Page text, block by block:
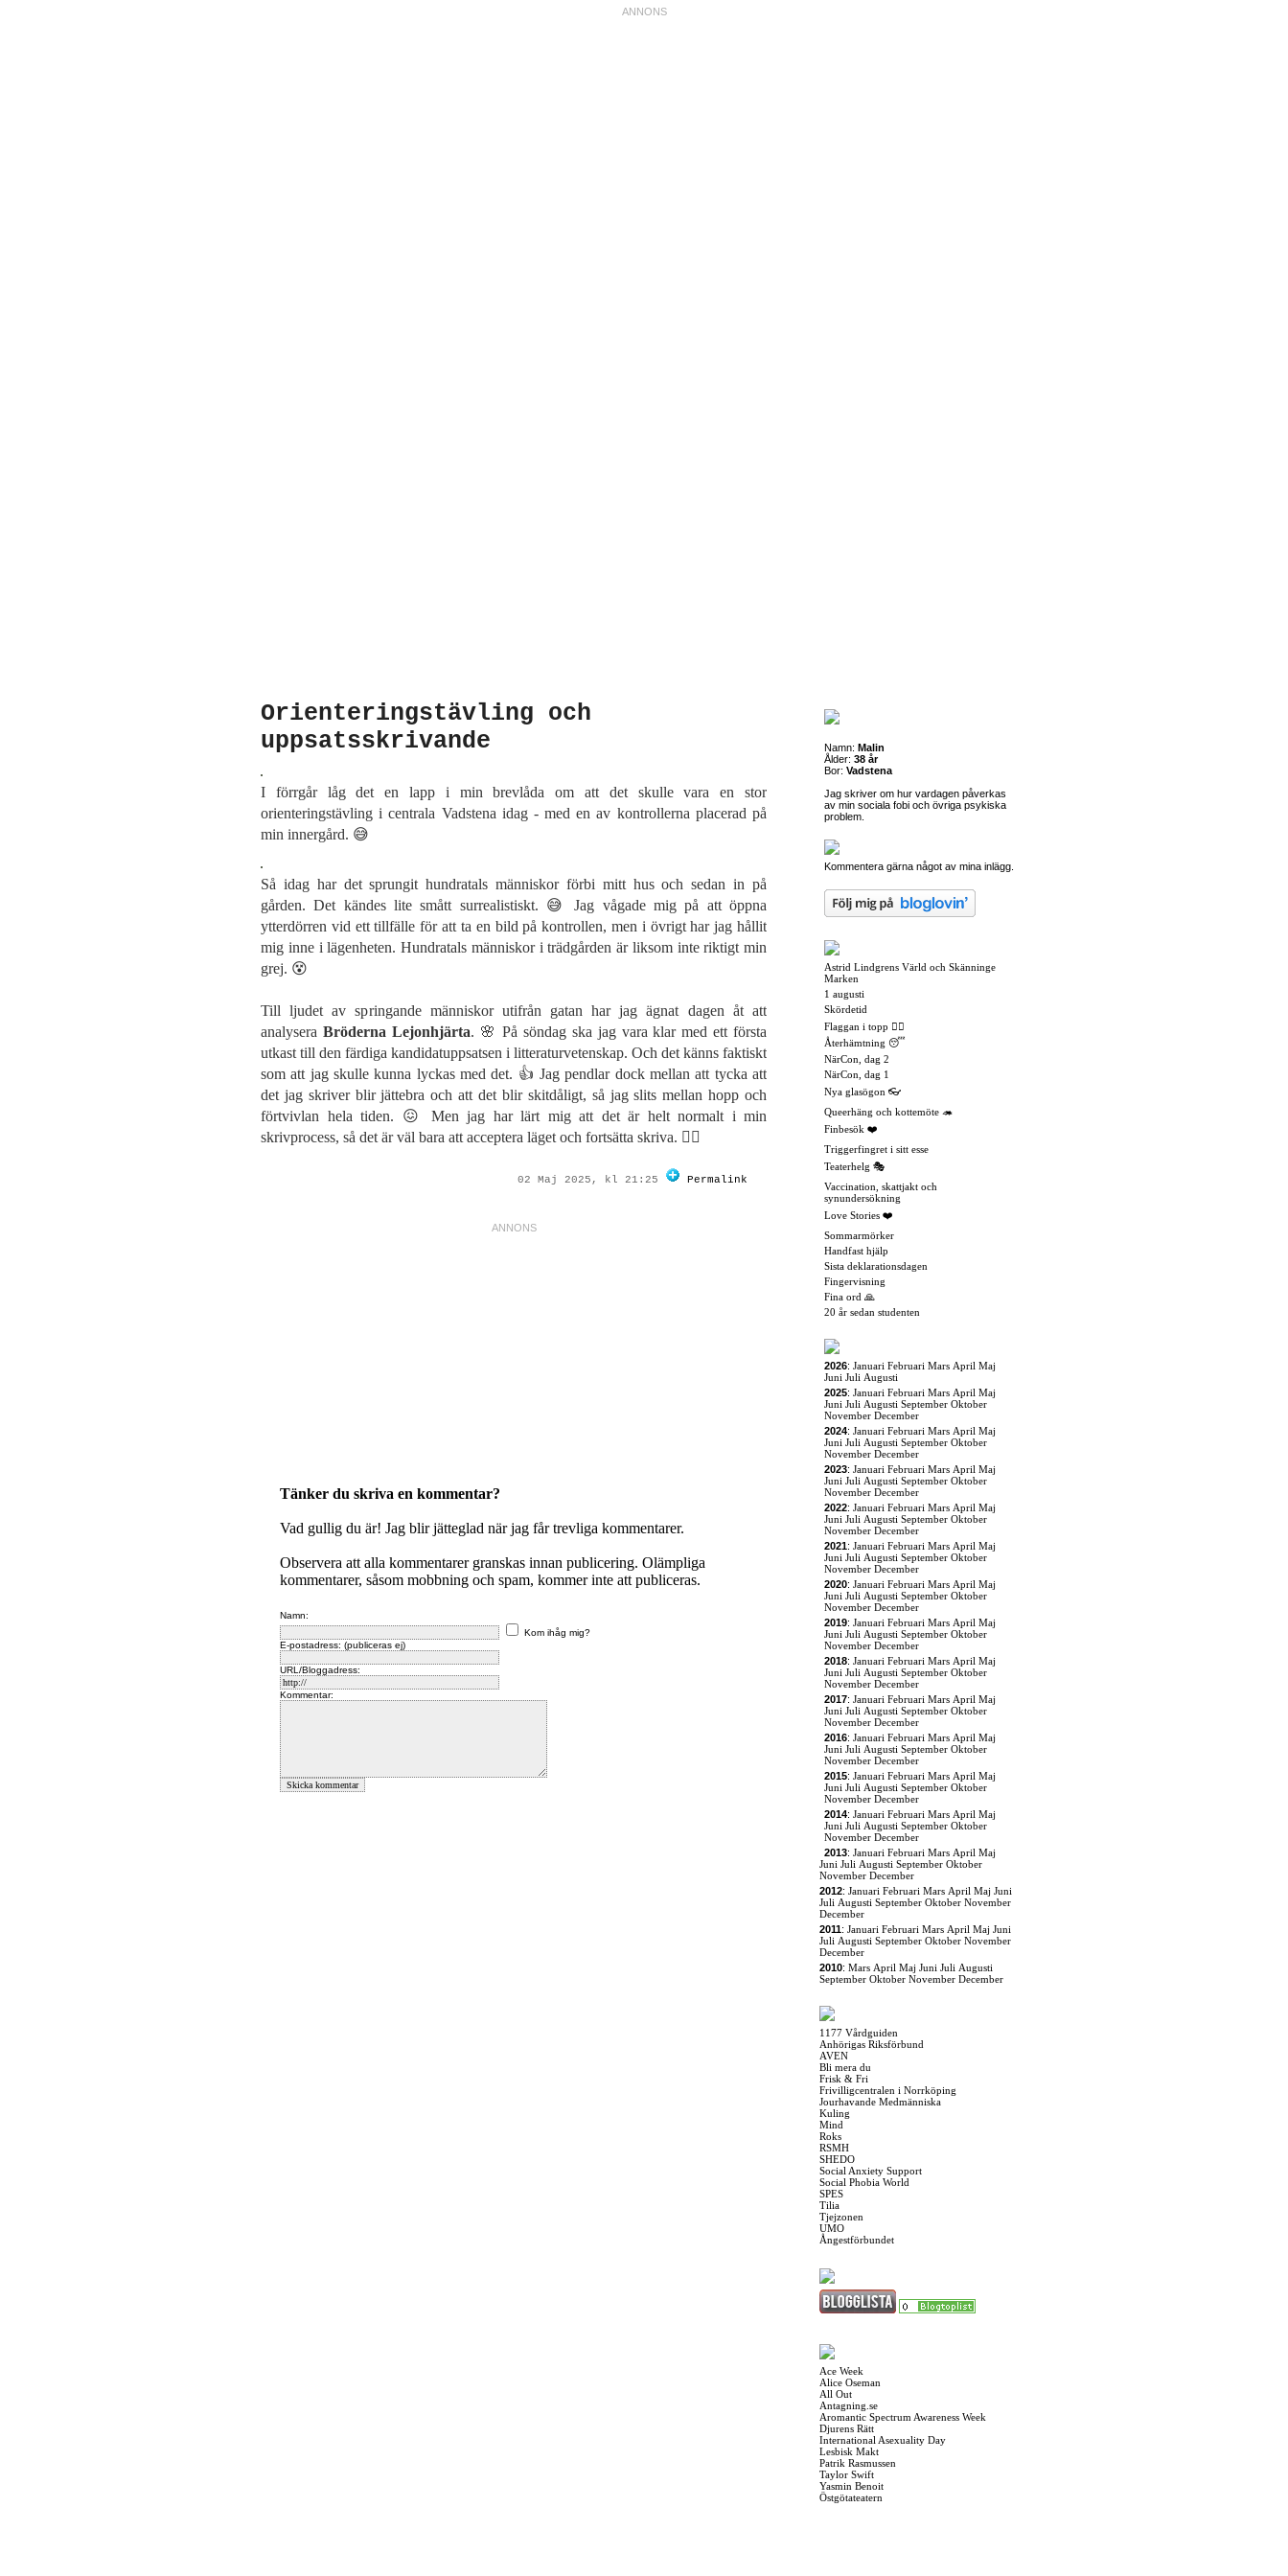
Orienteringstävling och
uppsatsskrivande
I förrgår låg det en lapp i min brevlåda om att det skulle vara en stor
orienteringstävling i centrala Vadstena idag - med en av kontrollerna placerad på
min innergård. 😅
Så idag har det sprungit hundratals människor förbi mitt hus och sedan in på
gården. Det kändes lite smått surrealistiskt. 😅 Jag vågade mig på att öppna
ytterdörren vid ett tillfälle för att ta en bild på kontrollen, men i övrigt har jag hållit
mig inne i lägenheten. Hundratals människor i trädgården är liksom inte riktigt min
grej. 😵
Till ljudet av springande människor utifrån gatan har jag ägnat dagen åt att
analysera Bröderna Lejonhjärta. 🌸 På söndag ska jag vara klar med ett första
utkast till den färdiga kandidatuppsatsen i litteraturvetenskap. Och det känns faktiskt
som att jag skulle kunna lyckas med det. 👍 Jag pendlar dock mellan att tycka att
det jag skriver blir jättebra och att det blir skitdåligt, så jag slits mellan hopp och
förtvivlan hela tiden. 😖 Men jag har lärt mig att det är helt normalt i min
skrivprocess, så det är väl bara att acceptera läget och fortsätta skriva. 🤷‍♀️
02 Maj 2025, kl 21:25 Permalink
Tänker du skriva en kommentar?
Vad gullig du är! Jag blir jätteglad när jag får trevliga kommentarer.
Observera att alla kommentarer granskas innan publicering. Olämpliga
kommentarer, såsom mobbning och spam, kommer inte att publiceras.
Namn:
Kom ihåg mig?
E-postadress: (publiceras ej)
URL/Bloggadress:
Kommentar:
Namn: Malin
Ålder: 38 år
Bor: Vadstena
Jag skriver om hur vardagen påverkas
av min sociala fobi och övriga psykiska
problem.
Kommentera gärna något av mina inlägg.
Astrid Lindgrens Värld och Skänninge
Marken
1 augusti
Skördetid
Flaggan i topp 🏳️‍🌈
Återhämtning 😴
NärCon, dag 2
NärCon, dag 1
Nya glasögon 👓
Queerhäng och kottemöte 🦔
Finbesök ❤️
Triggerfingret i sitt esse
Teaterhelg 🎭
Vaccination, skattjakt och
synundersökning
Love Stories ❤️
Sommarmörker
Handfast hjälp
Sista deklarationsdagen
Fingervisning
Fina ord 🙏
20 år sedan studenten
2026: Januari Februari Mars April Maj
Juni Juli Augusti
2025: Januari Februari Mars April Maj
Juni Juli Augusti September Oktober
November December
2024: Januari Februari Mars April Maj
Juni Juli Augusti September Oktober
November December
2023: Januari Februari Mars April Maj
Juni Juli Augusti September Oktober
November December
2022: Januari Februari Mars April Maj
Juni Juli Augusti September Oktober
November December
2021: Januari Februari Mars April Maj
Juni Juli Augusti September Oktober
November December
2020: Januari Februari Mars April Maj
Juni Juli Augusti September Oktober
November December
2019: Januari Februari Mars April Maj
Juni Juli Augusti September Oktober
November December
2018: Januari Februari Mars April Maj
Juni Juli Augusti September Oktober
November December
2017: Januari Februari Mars April Maj
Juni Juli Augusti September Oktober
November December
2016: Januari Februari Mars April Maj
Juni Juli Augusti September Oktober
November December
2015: Januari Februari Mars April Maj
Juni Juli Augusti September Oktober
November December
2014: Januari Februari Mars April Maj
Juni Juli Augusti September Oktober
November December
2013: Januari Februari Mars April Maj
Juni Juli Augusti September Oktober
November December
2012: Januari Februari Mars April Maj Juni
Juli Augusti September Oktober November
December
2011: Januari Februari Mars April Maj Juni
Juli Augusti September Oktober November
December
2010: Mars April Maj Juni Juli Augusti
September Oktober November December
1177 Vårdguiden
Anhörigas Riksförbund
AVEN
Bli mera du
Frisk & Fri
Frivilligcentralen i Norrköping
Jourhavande Medmänniska
Kuling
Mind
Roks
RSMH
SHEDO
Social Anxiety Support
Social Phobia World
SPES
Tilia
Tjejzonen
UMO
Ångestförbundet
Ace Week
Alice Oseman
All Out
Antagning.se
Aromantic Spectrum Awareness Week
Djurens Rätt
International Asexuality Day
Lesbisk Makt
Patrik Rasmussen
Taylor Swift
Yasmin Benoit
Östgötateatern